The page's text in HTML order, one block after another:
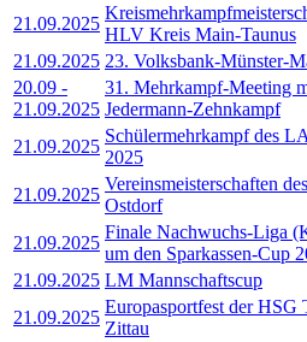
21.09.2025
HLV Kreis Main-Taunus
21.09.2025 23. Volksbank-Münster-
20.09 -
21.09.2025
31. Mehrkampf-Meeting
Jedermann-Zehnkampf
21.09.2025
Schülermehrkampf des
2025
21.09.2025
Vereinsmeisterschaften
Ostdorf
21.09.2025
Finale Nachwuchs-Liga
um den Sparkassen-Cup
21.09.2025 LM Mannschaftscup
21.09.2025
Europasportfest der HSG
Zittau